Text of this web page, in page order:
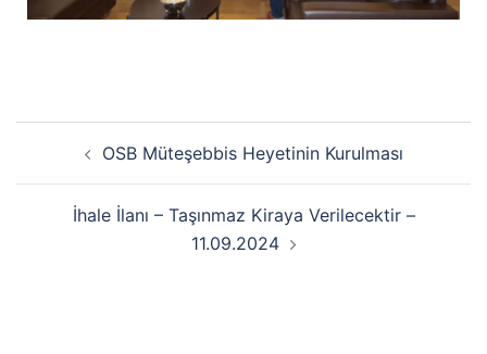
OSB Müteşebbis Heyetinin Kurulması
İhale İlanı – Taşınmaz Kiraya Verilecektir –
11.09.2024